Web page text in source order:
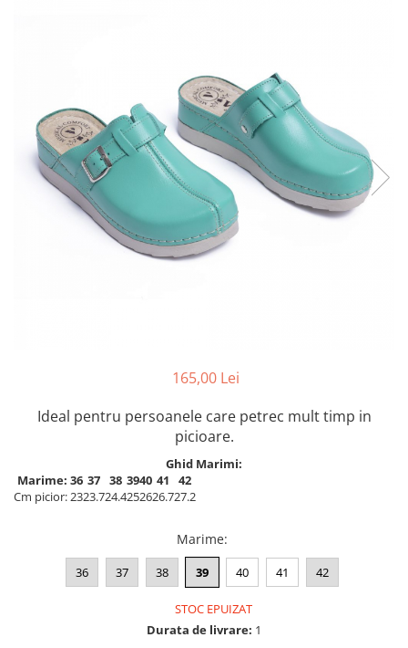
165,00 Lei
Ideal pentru persoanele care petrec mult timp in
picioare.
Ghid Marimi:
Marime: 36 37 38 3940 41
42
Cm picior:2323.724.4252626.727.2
Marime:
36 37 38 39 40 41 42
STOC EPUIZAT
Durata de livrare: 1